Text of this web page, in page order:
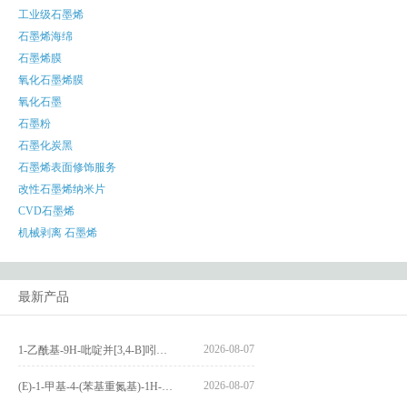
工业级石墨烯
石墨烯海绵
石墨烯膜
氧化石墨烯膜
氧化石墨
石墨粉
石墨化炭黑
石墨烯表面修饰服务
改性石墨烯纳米片
CVD石墨烯
机械剥离 石墨烯
最新产品
2026-08-07
2026-08-07